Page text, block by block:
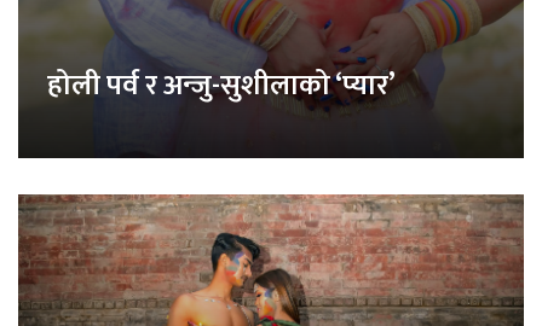
होली पर्व र अन्जु-सुशीलाको ‘प्यार’